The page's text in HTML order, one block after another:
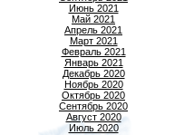
Июнь 2021
Май 2021
Апрель 2021
Март 2021
Февраль 2021
Январь 2021
Декабрь 2020
Ноябрь 2020
Октябрь 2020
Сентябрь 2020
Август 2020
Июль 2020